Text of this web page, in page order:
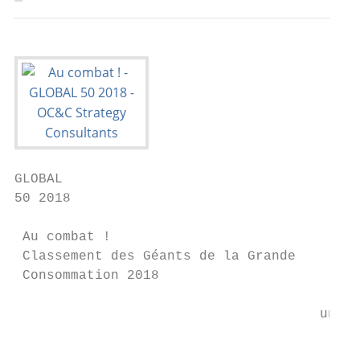
GLOBAL
50 2018
Au combat !
Classement des Géants de la Grande
Consommation 2018